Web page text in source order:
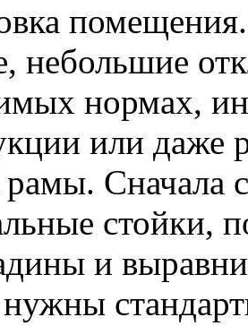
небольшие
нормах,
или даже
Сначала
стойки,
и